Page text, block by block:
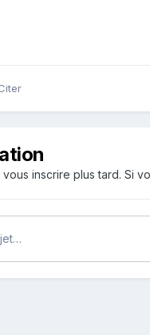
inscrire plus tard. Si